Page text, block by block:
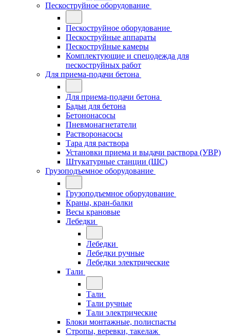
Пескоструйное оборудование
Пескоструйное оборудование
Пескоструйные аппараты
Пескоструйные камеры
Комплектующие и спецодежда для
пескоструйных работ
Для приема-подачи бетона
Для приема-подачи бетона
Бадьи для бетона
Бетононасосы
Пневмонагнетатели
Растворонасосы
Тара для раствора
Установки приема и выдачи раствора (УВР)
Штукатурные станции (ШС)
Грузоподъемное оборудование
Грузоподъемное оборудование
Краны, кран-балки
Весы крановые
Лебедки
Лебедки
Лебедки ручные
Лебедки электрические
Тали
Тали
Тали ручные
Тали электрические
Блоки монтажные, полиспасты
Стропы, веревки, такелаж